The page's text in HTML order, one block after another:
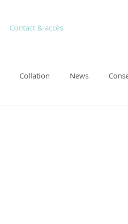
Contact & accès
Collation News